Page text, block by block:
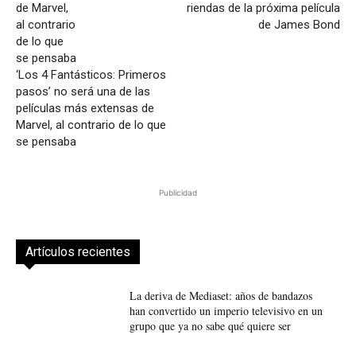
‘Los 4 Fantásticos: Primeros
pasos’ no será una de las
películas más extensas de
Marvel, al contrario de lo que
se pensaba
riendas de la próxima película
de James Bond
Publicidad
Artículos recientes
La deriva de Mediaset: años de bandazos
han convertido un imperio televisivo en un
grupo que ya no sabe qué quiere ser